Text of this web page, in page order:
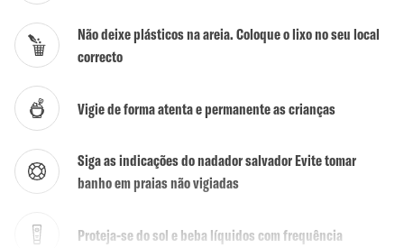
Mergulho
Escola de Surf
Não deixe plásticos na areia. Coloque o lixo no seu local
correcto
Vigie de forma atenta e permanente as crianças
Siga as indicações do nadador salvador Evite tomar
banho em praias não vigiadas
Proteja-se do sol e beba líquidos com frequência